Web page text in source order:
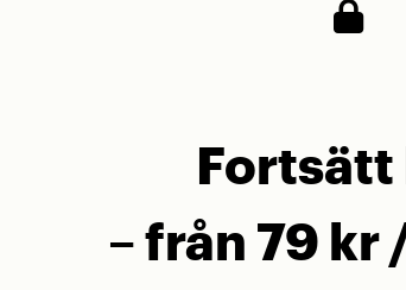
Fortsätt
– från 79 kr